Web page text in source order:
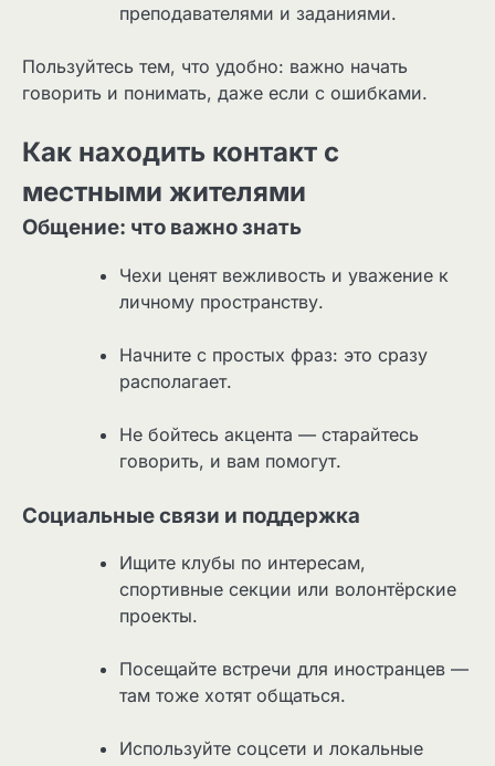
преподавателями и заданиями.
Пользуйтесь тем, что удобно: важно начать
говорить и понимать, даже если с ошибками.
Как находить контакт с
местными жителями
Общение: что важно знать
Чехи ценят вежливость и уважение к
личному пространству.
Начните с простых фраз: это сразу
располагает.
Не бойтесь акцента — старайтесь
говорить, и вам помогут.
Социальные связи и поддержка
Ищите клубы по интересам,
спортивные секции или волонтёрские
проекты.
Посещайте встречи для иностранцев —
там тоже хотят общаться.
Используйте соцсети и локальные